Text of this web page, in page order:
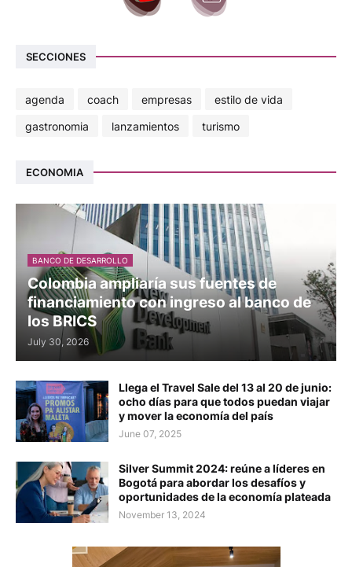
SECCIONES
agenda coach empresas
estilo de vida
gastronomia
lanzamientos turismo
ECONOMIA
BANCO DE DESARROLLO
Colombia ampliaría sus fuentes de
financiamiento con ingreso al banco de
los BRICS
July 30, 2026
Llega el Travel Sale del 13 al 20 de junio:
ocho días para que todos puedan viajar
y mover la economía del país
June 07, 2025
Silver Summit 2024: reúne a líderes en
Bogotá para abordar los desafíos y
oportunidades de la economía plateada
November 13, 2024